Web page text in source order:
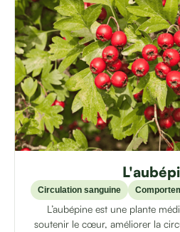
Circulation sanguine
L’aubépine est une plante
soutenir le cœur, améliorer la